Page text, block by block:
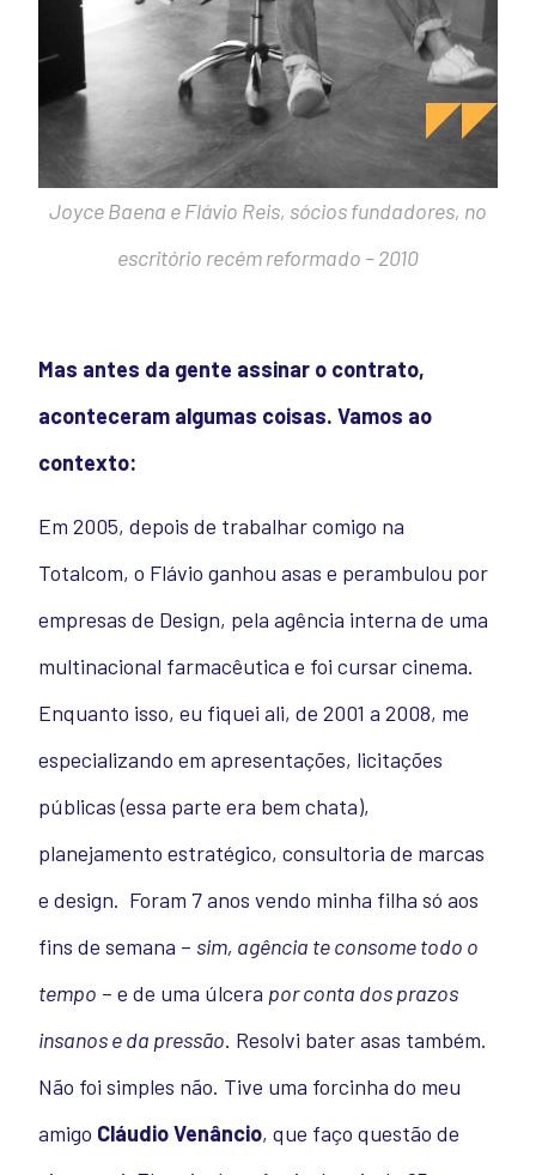
Joyce Baena e Flávio Reis, sócios fundadores, no
escritório recém reformado – 2010
Mas antes da gente assinar o contrato,
aconteceram algumas coisas. Vamos ao
contexto:
Em 2005, depois de trabalhar comigo na
Totalcom, o Flávio ganhou asas e perambulou por
empresas de Design, pela agência interna de uma
multinacional farmacêutica e foi cursar cinema.
Enquanto isso, eu fiquei ali, de 2001 a 2008, me
especializando em apresentações, licitações
públicas (essa parte era bem chata),
planejamento estratégico, consultoria de marcas
e design. Foram 7 anos vendo minha filha só aos
fins de semana – sim, agência te consome todo o
tempo – e de uma úlcera por conta dos prazos
insanos e da pressão. Resolvi bater asas também.
Não foi simples não. Tive uma forcinha do meu
amigo Cláudio Venâncio, que faço questão de